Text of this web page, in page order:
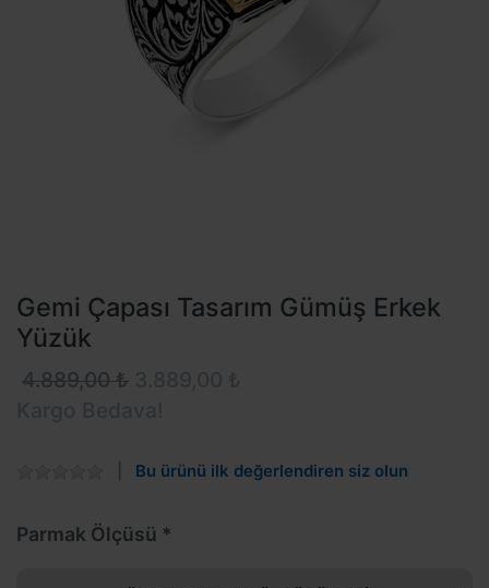
Gemi Çapası Tasarım Gümüş Erkek
Yüzük
4.889,00 ₺
Bu ürünü ilk değerlendiren siz olun
Parmak Ölçüsü